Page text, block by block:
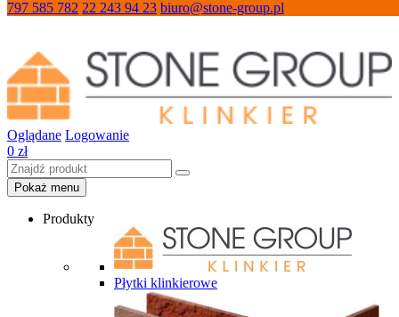
797 585 782 22 243 94 23 biuro@stone-group.pl
Oglądane Logowanie
0 zł
Pokaż menu
Produkty
Płytki klinkierowe